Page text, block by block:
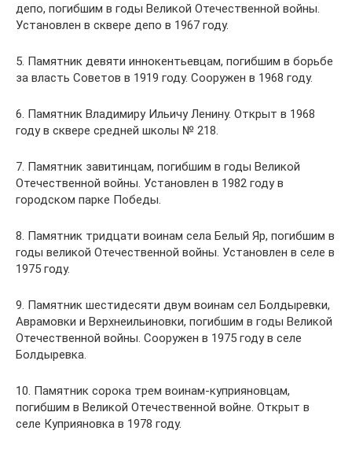
депо, погибшим в годы Великой Отечественной войны.
Установлен в сквере депо в 1967 году.
5. Памятник девяти иннокентьевцам, погибшим в борьбе
за власть Советов в 1919 году. Сооружен в 1968 году.
6. Памятник Владимиру Ильичу Ленину. Открыт в 1968
году в сквере средней школы № 218.
7. Памятник завитинцам, погибшим в годы Великой
Отечественной войны. Установлен в 1982 году в
городском парке Победы.
8. Памятник тридцати воинам села Белый Яр, погибшим в
годы великой Отечественной войны. Установлен в селе в
1975 году.
9. Памятник шестидесяти двум воинам сел Болдыревки,
Аврамовки и Верхнеильиновки, погибшим в годы Великой
Отечественной войны. Сооружен в 1975 году в селе
Болдыревка.
10. Памятник сорока трем воинам-куприяновцам,
погибшим в Великой Отечественной войне. Открыт в
селе Куприяновка в 1978 году.